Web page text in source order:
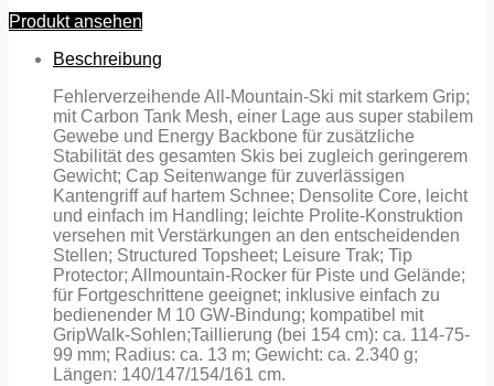
Produkt ansehen
Beschreibung
Fehlerverzeihende All-Mountain-Ski mit starkem Grip;
mit Carbon Tank Mesh, einer Lage aus super stabilem
Gewebe und Energy Backbone für zusätzliche
Stabilität des gesamten Skis bei zugleich geringerem
Gewicht; Cap Seitenwange für zuverlässigen
Kantengriff auf hartem Schnee; Densolite Core, leicht
und einfach im Handling; leichte Prolite-Konstruktion
versehen mit Verstärkungen an den entscheidenden
Stellen; Structured Topsheet; Leisure Trak; Tip
Protector; Allmountain-Rocker für Piste und Gelände;
für Fortgeschrittene geeignet; inklusive einfach zu
bedienender M 10 GW-Bindung; kompatibel mit
GripWalk-Sohlen;Taillierung (bei 154 cm): ca. 114-75-
99 mm; Radius: ca. 13 m; Gewicht: ca. 2.340 g;
Längen: 140/147/154/161 cm.